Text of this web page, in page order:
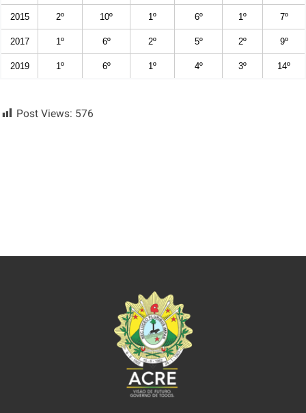
2015 2º 10º 1º 6º 1º 7º
2017 1º 6º 2º 5º 2º 9º
2019 1º 6º 1º 4º 3º 14º
Post Views: 576